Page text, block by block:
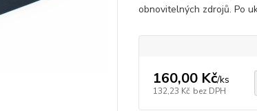
obnovitelných zdrojů. Po
160,00 Kč/ks
132,23 Kč bez DPH